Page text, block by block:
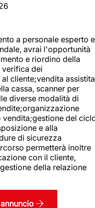
a personale esperto e
avrai l'opportunità
e riordino della
dei
cliente;vendita assistita
cassa, scanner per
diverse modalità di
del
e alla
di sicurezza
permetterà inoltre
con il cliente,
della relazione